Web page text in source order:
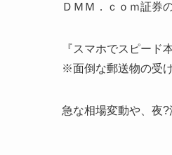
ＤＭＭ．ｃｏｍ証券
『スマホでスピード
※面倒な郵送物の受
急な相場変動や、夜